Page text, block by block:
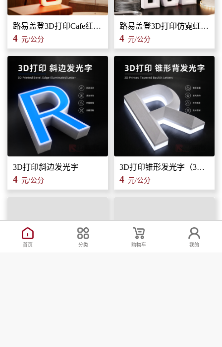
路易盖登3D打印Cafe红白发光装饰灯广告招牌发光字装饰标识
4 元/公分
路易盖登3D打印仿霓虹字工艺发光字广告招牌标牌标识
4 元/公分
3D打印斜边发光字
4 元/公分
3D打印锥形发光字（3维立体字）
4 元/公分
首页 分类 购物车 我的